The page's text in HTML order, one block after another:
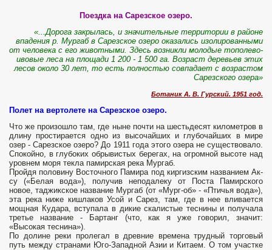
Поездка на Сарезское озеро.
«...Дорога закрылась, и значительные территории в районе
впадения р. Мургаб в Сарезское озеро оказались изолированными
от человека с его животными. Здесь возникли молодые тополево-
ивовые леса на площади 1 200 - 1 500 га. Возраст деревьев этих
лесов около 30 лет, то есть полностью совпадает с возрастом
Сарезского озера»
Ботаник А. В. Гурский. 1951 год.
Полет на вертолете на Сарезское озеро.
Что же произошло там, где ныне почти на шестьдесят километров в
длину простирается одно из высочайших и глубочайших в мире
озер - Сарезское озеро? До 1911 года этого озера не существовало.
Спокойно, в глубоких обрывистых берегах, на огромной высоте над
уровнем моря текла памирская река Мургаб.
Пройдя половину Восточного Памира под киргизским названием Ак-
су («Белая вода»), получив неподалеку от Поста Памирского
новое, таджикское название Мургаб (от «Мург-об» - «Птичья вода»),
эта река ниже кишлаков Усой и Сарез, там, где в нее вливается
мощная Кудара, вступала в дикие скалистые теснины и получала
третье название - Бартанг (что, как я уже говорил, значит:
«Высокая теснина»).
По долине реки пролегал в древние времена трудный торговый
путь между странами Юго-Западной Азии и Китаем. О том участке